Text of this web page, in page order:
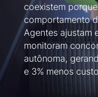
coexistem
comportamento
Agentes ajustam
monitoram
autônoma,
e 3% menos